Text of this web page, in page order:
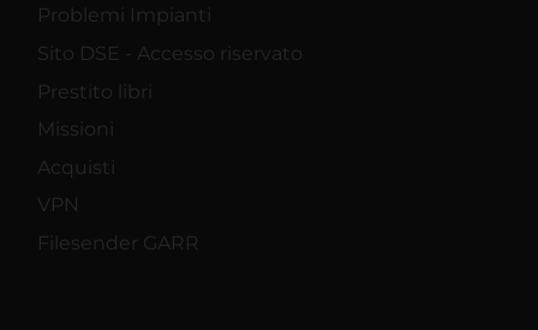
Problemi Impianti
Sito DSE - Accesso riservato
Prestito libri
Missioni
Acquisti
VPN
Filesender GARR